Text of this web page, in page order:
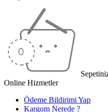
Online Hizmetler
Ödeme Bildirimi Yap
Kargom Nerede ?